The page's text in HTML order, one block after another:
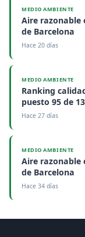
MEDIO AMBIENTE
Aire razonable
de Barcelona
Hace 20 días
MEDIO AMBIENTE
Ranking
puesto 95 de
Hace 27 días
MEDIO AMBIENTE
Aire razonable
de Barcelona
Hace 34 días